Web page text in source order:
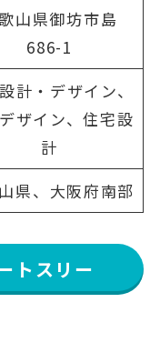
山県御坊市島
686-1
計・デザイン、
ザイン、住宅設
計
県、大阪府南部
トスリー